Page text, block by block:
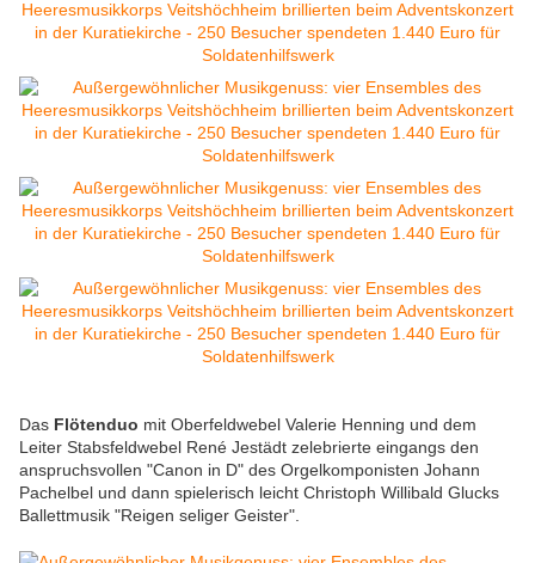
Das Flötenduo mit Oberfeldwebel Valerie Henning und dem
Leiter Stabsfeldwebel René Jestädt zelebrierte eingangs den
anspruchsvollen "Canon in D" des Orgelkomponisten Johann
Pachelbel und dann spielerisch leicht Christoph Willibald Glucks
Ballettmusik "Reigen seliger Geister".